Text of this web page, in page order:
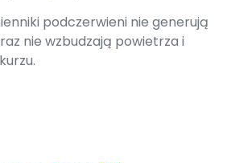
podczerwieni nie generują
nie wzbudzają powietrza i